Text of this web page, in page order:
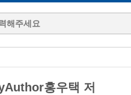
홍우택 저